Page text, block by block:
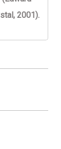
2001).